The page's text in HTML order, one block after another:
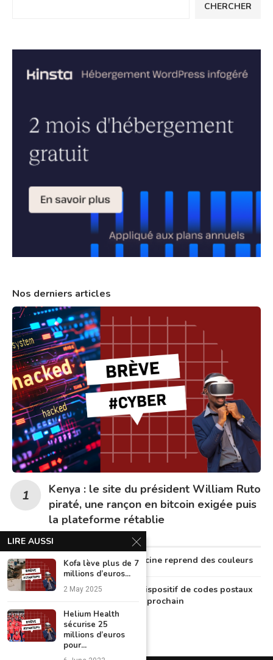
CHERCHER
Nos derniers articles
Kenya : le site du président William Ruto
piraté, une rançon en bitcoin exigée puis
la plateforme rétablie
Au Nigeria, la télémédecine reprend des couleurs
Le Nigeria lancera un dispositif de codes postaux
numériques en octobre prochain
LIRE AUSSI
Kofa lève plus de 7
millions d’euros...
2 May 2025
Helium Health
sécurise 25
millions d’euros
pour...